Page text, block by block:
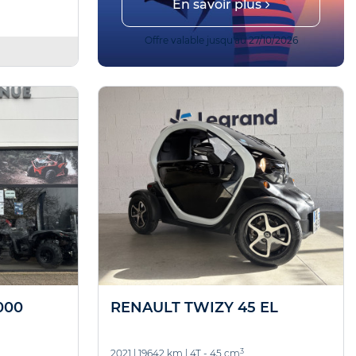
! En savoir plus
Offre valable jusqu'au 27/10/2026
RENAULT TWIZY 45 EL
2021 19642 km 4T - 45 cm3